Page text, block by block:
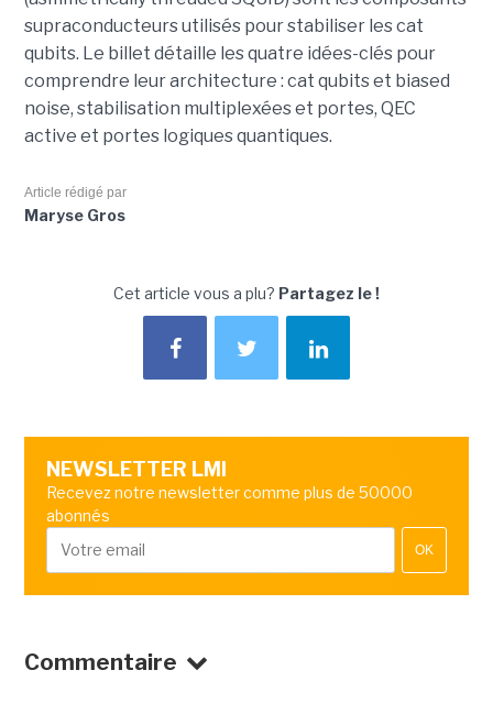
supraconducteurs utilisés pour stabiliser les cat
qubits. Le billet détaille les quatre idées-clés pour
comprendre leur architecture : cat qubits et biased
noise, stabilisation multiplexées et portes, QEC
active et portes logiques quantiques.
Article rédigé par
Maryse Gros
Cet article vous a plu? Partagez le !
NEWSLETTER LMI
Recevez notre newsletter comme plus de 50000
abonnés
OK
Commentaire